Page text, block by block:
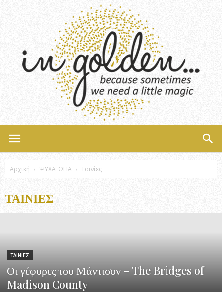
Αρχική ΨΥΧΑΓΩΓΙΑ Ταινίες
ΤΑΙΝΊΕΣ
ΤΑΙΝΊΕΣ
Οι γέφυρες του Μάντισον – The Bridges of
Madison County